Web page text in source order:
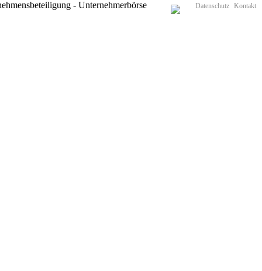
Datenschutz Kontakt